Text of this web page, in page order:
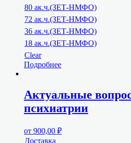
80 ак.ч.(ЗЕТ-НМФО)
72 ак.ч.(ЗЕТ-НМФО)
36 ак.ч.(ЗЕТ-НМФО)
18 ак.ч.(ЗЕТ-НМФО)
Clear
Подробнее
Актуальные
психиатрии
от 900,00 ₽
Доставка